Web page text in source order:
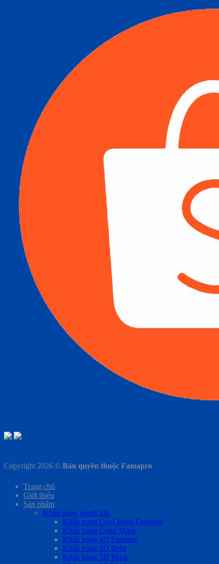
Copyright 2026 © Bản quyền thuộc Famapro
Trang chủ
Giới thiệu
Sản phẩm
Khẩu trang người lớn
Khẩu trang Cool Mask Famapro
Khẩu trang Color Mask
Khẩu trang 4D Famapro
Khẩu trang 5D Befit
Khẩu trang 5D Mask